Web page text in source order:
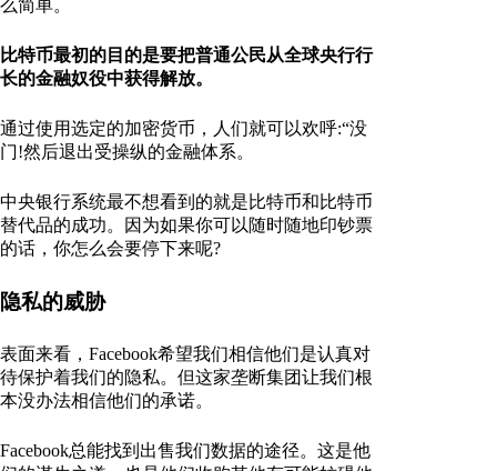
么简单。
比特币最初的目的是要把普通公民从全球央行行
长的金融奴役中获得解放。
通过使用选定的加密货币，人们就可以欢呼:“没
门!然后退出受操纵的金融体系。
中央银行系统最不想看到的就是比特币和比特币
替代品的成功。因为如果你可以随时随地印钞票
的话，你怎么会要停下来呢?
隐私的威胁
表面来看，Facebook希望我们相信他们是认真对
待保护着我们的隐私。但这家垄断集团让我们根
本没办法相信他们的承诺。
Facebook总能找到出售我们数据的途径。这是他